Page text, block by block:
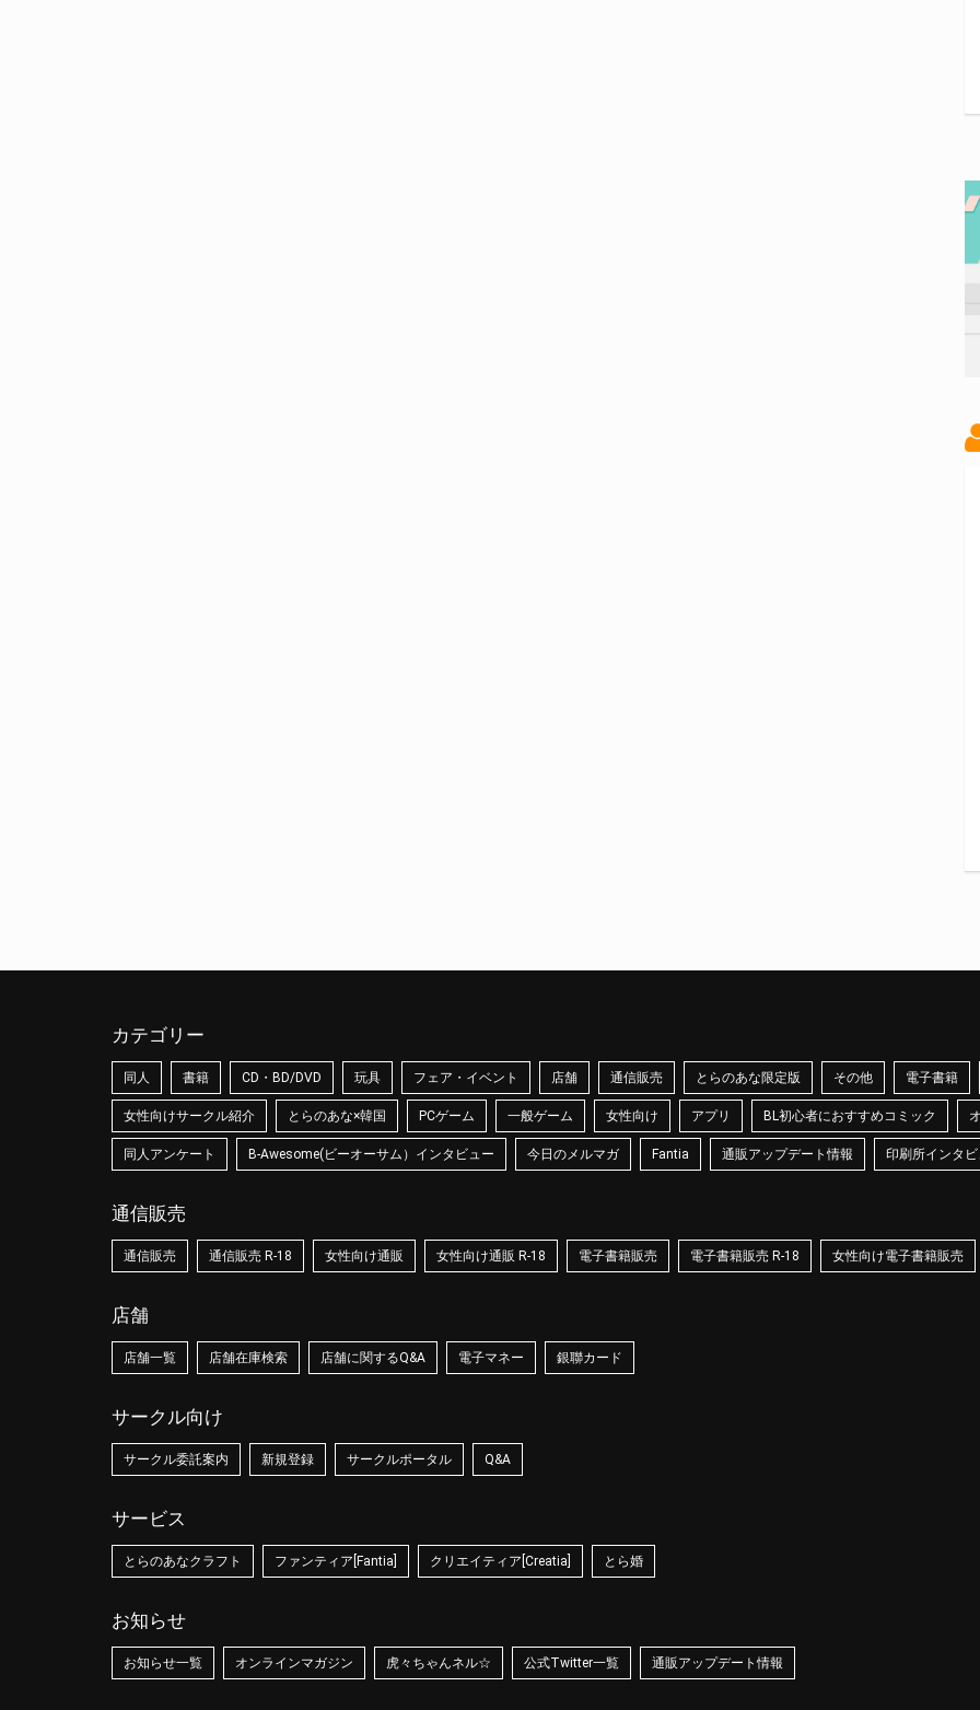
カテゴリー
同人 書籍 CD・BD/DVD 玩具 フェア・イベント 店舗 通信販売 とらのあな限定版 その他 電子書籍
女性向けサークル紹介 とらのあな×韓国 PCゲーム 一般ゲーム 女性向け アプリ BL初心者におすすめコミック
同人アンケート B-Awesome(ビーオーサム）インタビュー 今日のメルマガ Fantia 通販アップデート情報 印刷所インタ
通信販売
通信販売 通信販売 R-18 女性向け通販 女性向け通販 R-18 電子書籍販売 電子書籍販売 R-18 女性向け電子書籍販売
店舗
店舗一覧 店舗在庫検索 店舗に関するQ&A 電子マネー 銀聯カード
サークル向け
サークル委託案内 新規登録 サークルポータル Q&A
サービス
とらのあなクラフト ファンティア[Fantia] クリエイティア[Creatia] とら婚
お知らせ
お知らせ一覧 オンラインマガジン 虎々ちゃんネル☆ 公式Twitter一覧 通販アップデート情報